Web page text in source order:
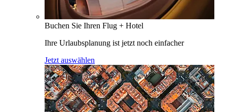
Buchen Sie Ihren Flug + Hotel
Ihre Urlaubsplanung ist jetzt noch einfacher
Jetzt auswählen